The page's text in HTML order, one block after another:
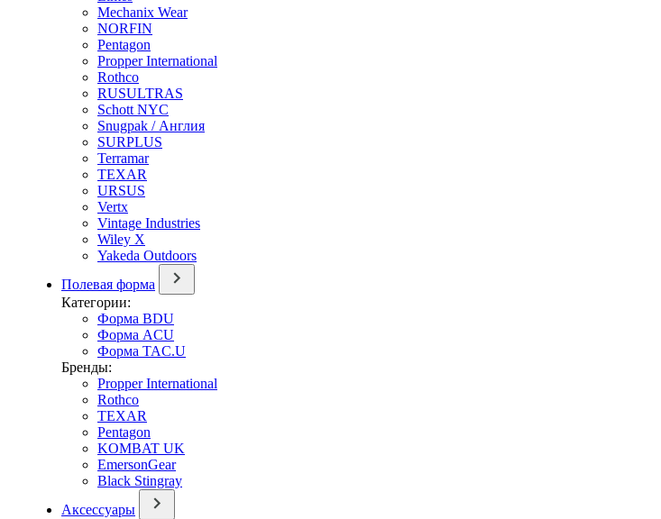
Mechanix Wear
NORFIN
Pentagon
Propper International
Rothco
RUSULTRAS
Schott NYC
Snugpak / Англия
SURPLUS
Terramar
TEXAR
URSUS
Vertx
Vintage Industries
Wiley X
Yakeda Outdoors
Полевая форма
Категории:
Форма BDU
Форма ACU
Форма TAC.U
Бренды:
Propper International
Rothco
TEXAR
Pentagon
KOMBAT UK
EmersonGear
Black Stingray
Аксессуары